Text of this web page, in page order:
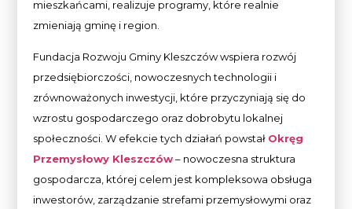
mieszkańcami, realizuje programy, które realnie
zmieniają gminę i region.
Fundacja Rozwoju Gminy Kleszczów wspiera rozwój
przedsiębiorczości, nowoczesnych technologii i
zrównoważonych inwestycji, które przyczyniają się do
wzrostu gospodarczego oraz dobrobytu lokalnej
społeczności. W efekcie tych działań powstał Okręg
Przemysłowy Kleszczów– nowoczesna struktura
gospodarcza, której celem jest kompleksowa obsługa
inwestorów, zarządzanie strefami przemysłowymi oraz